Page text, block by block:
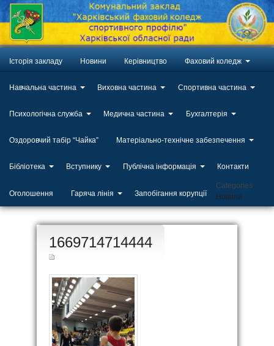
Історія закладу Новини Керівництво Фаховий коледж
Навчальна частина Виховна частина Спортивна частина
Психологічна служба Медична частина Бухгалтерія
Оздоровчий табір “Чайка” Матеріально-технічне забезпечення
Бібліотека Вступнику Публічна інформація Контакти
Оголошення Гаряча лінія Запобігання корупції
Categories
Новини
20
1669714714444